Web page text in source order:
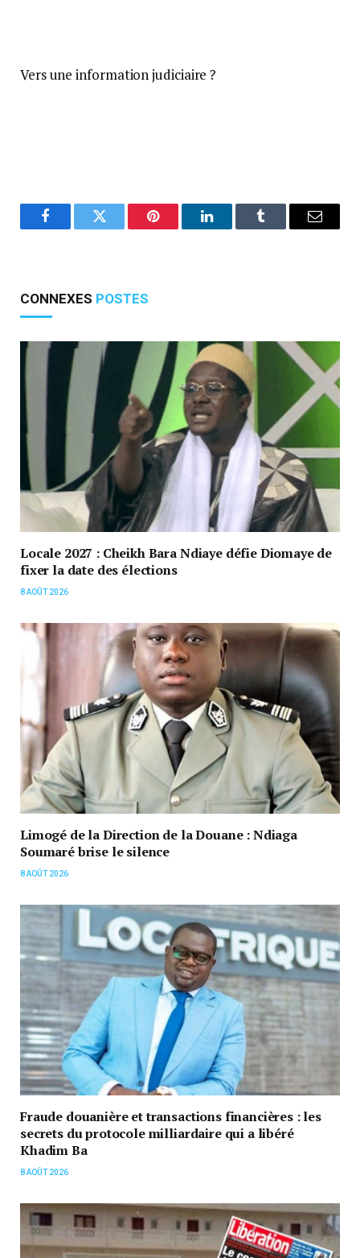
Vers une information judiciaire ?
FacebookTwitter Pinterest LinkedInTumblr
E-
CONNEXES POSTES
Locale 2027 : Cheikh Bara Ndiaye défie Diomaye de
fixer la date des élections
8 AOÛT 2026
Limogé de la Direction de la Douane : Ndiaga
Soumaré brise le silence
8 AOÛT 2026
Fraude douanière et transactions financières : les
secrets du protocole milliardaire qui a libéré
Khadim Ba
8 AOÛT 2026